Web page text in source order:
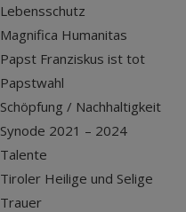
Lebensschutz
Magnifica Humanitas
Papst Franziskus ist tot
Papstwahl
Schöpfung / Nachhaltigkeit
Synode 2021 – 2024
Talente
Tiroler Heilige und Selige
Trauer